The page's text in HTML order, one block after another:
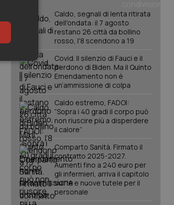
Caldo, segnali di lenta ritirata
dell'ondata: il 7 agosto
restano 26 città da bollino
rosso, l'8 scendono a 19
Covid. Il silenzio di Fauci e il
perdono di Biden. Ma il Quinto
Emendamento non è
un’ammissione di colpa
Caldo estremo, FADOI:
“Sopra i 40 gradi il corpo può
non riuscire più a disperdere
il calore”
Comparto Sanità. Firmato il
contratto 2025-2027.
Aumenti fino a 240 euro per
gli infermieri, arriva il capitolo
sull'IA e nuove tutele per il
personale